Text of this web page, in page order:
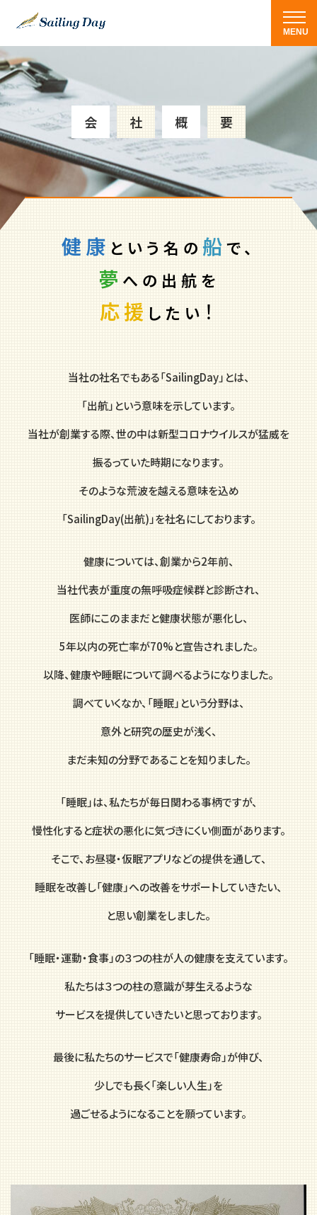
会 社 概 要
健康 という名の 船で、
夢 への出航を
応援 したい ！
当社の社名でもある「SailingDay」とは、
「出航」という意味を示しています。
当社が創業する際、世の中は新型コロナウイルスが猛威を
振るっていた時期になります。
そのような荒波を越える意味を込め
「SailingDay(出航)」を社名にしております。
健康については、創業から2年前、
当社代表が重度の無呼吸症候群と診断され、
医師にこのままだと健康状態が悪化し、
5年以内の死亡率が70%と宣告されました。
以降、健康や睡眠について調べるようになりました。
調べていくなか、「睡眠」という分野は、
意外と研究の歴史が浅く、
まだ未知の分野であることを知りました。
「睡眠」は、私たちが毎日関わる事柄ですが、
慢性化すると症状の悪化に気づきにくい側面があります。
そこで、お昼寝・仮眠アプリなどの提供を通して、
睡眠を改善し「健康」への改善をサポートしていきたい、
と思い創業をしました。
「睡眠・運動・食事」の３つの柱が人の健康を支えています。
私たちは３つの柱の意識が芽生えるような
サービスを提供していきたいと思っております。
最後に私たちのサービスで「健康寿命」が伸び、
少しでも長く「楽しい人生」を
過ごせるようになることを願っています。